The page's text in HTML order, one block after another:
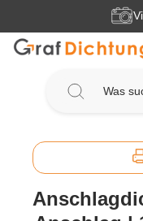
Zum Hauptinhalt